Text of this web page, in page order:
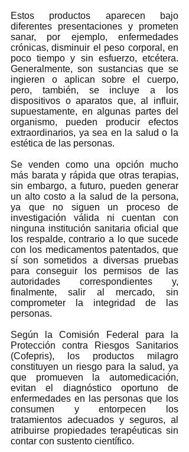
Estos productos aparecen bajo
diferentes presentaciones y prometen
sanar, por ejemplo, enfermedades
crónicas, disminuir el peso corporal, en
poco tiempo y sin esfuerzo, etcétera.
Generalmente, son sustancias que se
ingieren o aplican sobre el cuerpo,
pero, también, se incluye a los
dispositivos o aparatos que, al influir,
supuestamente, en algunas partes del
organismo, pueden producir efectos
extraordinarios, ya sea en la salud o la
estética de las personas.
Se venden como una opción mucho
más barata y rápida que otras terapias,
sin embargo, a futuro, pueden generar
un alto costo a la salud de la persona,
ya que no siguen un proceso de
investigación válida ni cuentan con
ninguna institución sanitaria oficial que
los respalde, contrario a lo que sucede
con los medicamentos patentados, que
sí son sometidos a diversas pruebas
para conseguir los permisos de las
autoridades correspondientes y,
finalmente, salir al mercado, sin
comprometer la integridad de las
personas.
Según la Comisión Federal para la
Protección contra Riesgos Sanitarios
(Cofepris), los productos milagro
constituyen un riesgo para la salud, ya
que promueven la automedicación,
evitan el diagnóstico oportuno de
enfermedades en las personas que los
consumen y entorpecen los
tratamientos adecuados y seguros, al
atribuirse propiedades terapéuticas sin
contar con sustento científico.